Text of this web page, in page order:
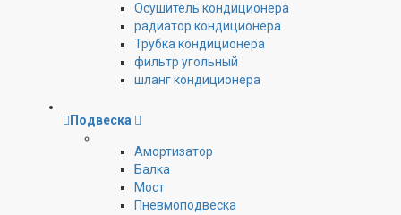
Осушитель кондиционера
радиатор кондиционера
Трубка кондиционера
фильтр угольный
шланг кондиционера
Подвеска
Амортизатор
Балка
Мост
Пневмоподвеска